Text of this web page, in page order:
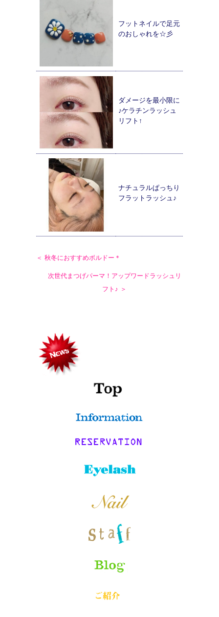
フットネイルで足元
のおしゃれを☆彡
ダメージを最小限に
♪ケラチンラッシュ
リフト↑
ナチュラルぱっちり
フラットラッシュ♪
＜ 秋冬におすすめボルドー＊
次世代まつげパーマ！アップワードラッシュリ
フト♪ ＞